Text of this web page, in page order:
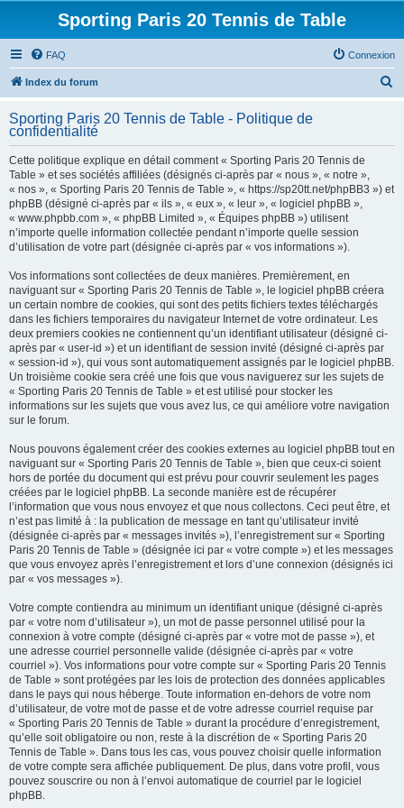
Sporting Paris 20 Tennis de Table
FAQ Connexion
Index du forum
h
Sporting Paris 20 Tennis de Table - Politique de
confidentialité
Cette politique explique en détail comment « Sporting Paris 20 Tennis de
Table » et ses sociétés affiliées (désignés ci-après par « nous », « notre »,
« nos », « Sporting Paris 20 Tennis de Table », « https://sp20tt.net/phpBB3 ») et
phpBB (désigné ci-après par « ils », « eux », « leur », « logiciel phpBB »,
« www.phpbb.com », « phpBB Limited », « Équipes phpBB ») utilisent
n’importe quelle information collectée pendant n’importe quelle session
d’utilisation de votre part (désignée ci-après par « vos informations »).
Vos informations sont collectées de deux manières. Premièrement, en
naviguant sur « Sporting Paris 20 Tennis de Table », le logiciel phpBB créera
un certain nombre de cookies, qui sont des petits fichiers textes téléchargés
dans les fichiers temporaires du navigateur Internet de votre ordinateur. Les
deux premiers cookies ne contiennent qu’un identifiant utilisateur (désigné ci-
après par « user-id ») et un identifiant de session invité (désigné ci-après par
« session-id »), qui vous sont automatiquement assignés par le logiciel phpBB.
Un troisième cookie sera créé une fois que vous naviguerez sur les sujets de
« Sporting Paris 20 Tennis de Table » et est utilisé pour stocker les
informations sur les sujets que vous avez lus, ce qui améliore votre navigation
sur le forum.
Nous pouvons également créer des cookies externes au logiciel phpBB tout en
naviguant sur « Sporting Paris 20 Tennis de Table », bien que ceux-ci soient
hors de portée du document qui est prévu pour couvrir seulement les pages
créées par le logiciel phpBB. La seconde manière est de récupérer
l’information que vous nous envoyez et que nous collectons. Ceci peut être, et
n’est pas limité à : la publication de message en tant qu’utilisateur invité
(désignée ci-après par « messages invités »), l’enregistrement sur « Sporting
Paris 20 Tennis de Table » (désignée ici par « votre compte ») et les messages
que vous envoyez après l’enregistrement et lors d’une connexion (désignés ici
par « vos messages »).
Votre compte contiendra au minimum un identifiant unique (désigné ci-après
par « votre nom d’utilisateur »), un mot de passe personnel utilisé pour la
connexion à votre compte (désigné ci-après par « votre mot de passe »), et
une adresse courriel personnelle valide (désignée ci-après par « votre
courriel »). Vos informations pour votre compte sur « Sporting Paris 20 Tennis
de Table » sont protégées par les lois de protection des données applicables
dans le pays qui nous héberge. Toute information en-dehors de votre nom
d’utilisateur, de votre mot de passe et de votre adresse courriel requise par
« Sporting Paris 20 Tennis de Table » durant la procédure d’enregistrement,
qu’elle soit obligatoire ou non, reste à la discrétion de « Sporting Paris 20
Tennis de Table ». Dans tous les cas, vous pouvez choisir quelle information
de votre compte sera affichée publiquement. De plus, dans votre profil, vous
pouvez souscrire ou non à l’envoi automatique de courriel par le logiciel
phpBB.